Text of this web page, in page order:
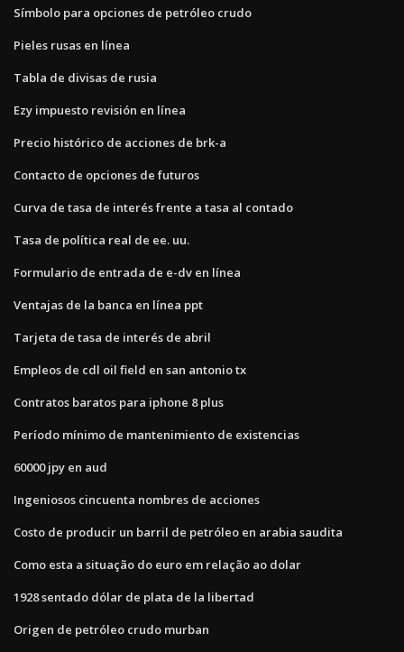
Símbolo para opciones de petróleo crudo
Pieles rusas en línea
Tabla de divisas de rusia
Ezy impuesto revisión en línea
Precio histórico de acciones de brk-a
Contacto de opciones de futuros
Curva de tasa de interés frente a tasa al contado
Tasa de política real de ee. uu.
Formulario de entrada de e-dv en línea
Ventajas de la banca en línea ppt
Tarjeta de tasa de interés de abril
Empleos de cdl oil field en san antonio tx
Contratos baratos para iphone 8 plus
Período mínimo de mantenimiento de existencias
60000 jpy en aud
Ingeniosos cincuenta nombres de acciones
Costo de producir un barril de petróleo en arabia saudita
Como esta a situação do euro em relação ao dolar
1928 sentado dólar de plata de la libertad
Origen de petróleo crudo murban